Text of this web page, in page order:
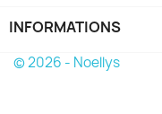
INFORMATIONS
© 2026 - Noellys